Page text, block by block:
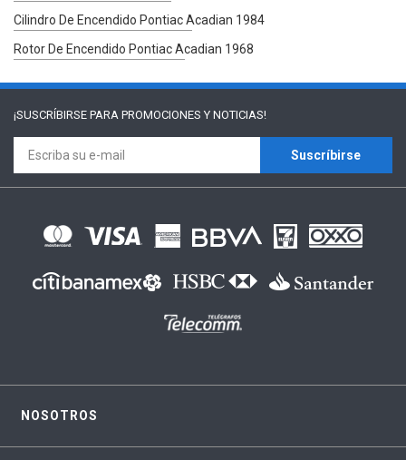
Cilindro De Encendido Pontiac Acadian 1984
Rotor De Encendido Pontiac Acadian 1968
¡SUSCRÍBIRSE PARA PROMOCIONES Y NOTICIAS!
Suscríbirse
NOSOTROS